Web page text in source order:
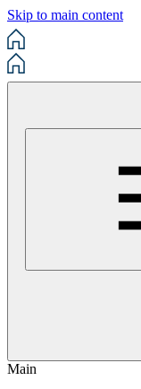
Skip to main content
Main